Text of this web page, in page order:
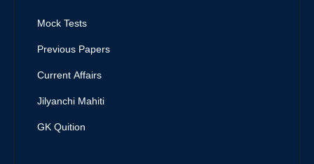
Mock Tests
Previous Papers
Current Affairs
Jilyanchi Mahiti
GK Quition